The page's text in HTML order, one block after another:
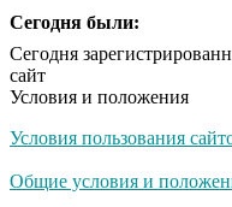
Сегодня были:
Сегодня
сайт
Условия и положения
Условия пользования
Общие условия и